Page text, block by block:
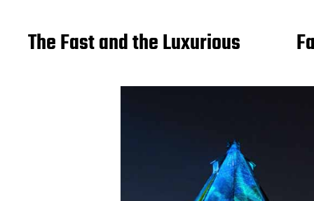
The Fast and the Luxurious